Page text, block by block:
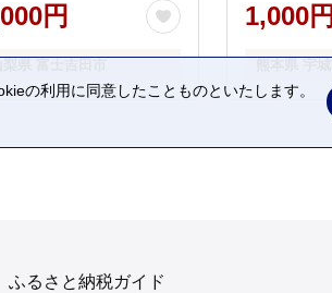
円 1,000円
ふるさと納税ガイド
の利用に同意したことものといたします。